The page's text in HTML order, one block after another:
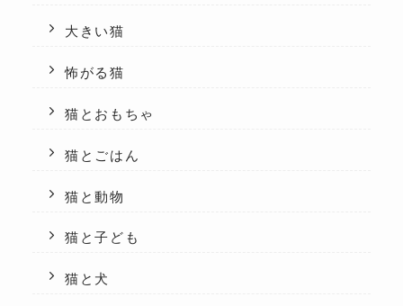
大きい猫
怖がる猫
猫とおもちゃ
猫とごはん
猫と動物
猫と子ども
猫と犬